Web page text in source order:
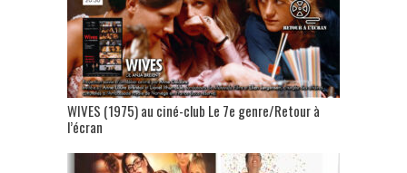
WIVES (1975) au ciné-club Le 7e genre/Retour à
l’écran